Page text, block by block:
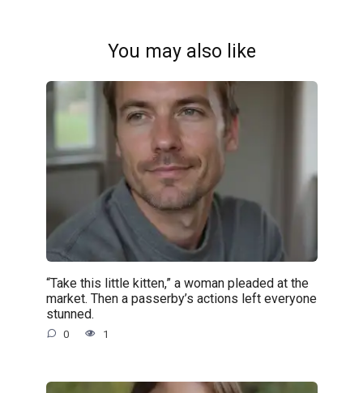
You may also like
“Take this little kitten,” a woman pleaded at the
market. Then a passerby’s actions left everyone
stunned.
0 1